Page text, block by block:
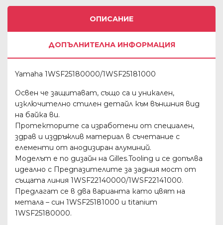
ОПИСАНИЕ
ДОПЪЛНИТЕЛНА ИНФОРМАЦИЯ
Yamaha 1WSF25180000/1WSF25181000
Освен че защитават, също са и уникален,
изключително стилен детайл към външния вид
на байка ви.
Протекторите са изработени от специален,
здрав и издръжлив материал в съчетание с
елементи от анодизиран алуминий.
Моделът е по дизайн на Gilles.Tooling и се допълва
идеално с Предпазителите за задния мост от
същата линия 1WSF22140000/1WSF22141000.
Предлагат се в два варианта като цвят на
метала – син 1WSF25181000 и titanium
1WSF25180000.